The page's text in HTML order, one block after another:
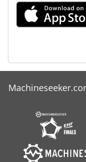
Sac Ts 120
Schaublin 135
Takisawa Ts 20
Union Bft 130